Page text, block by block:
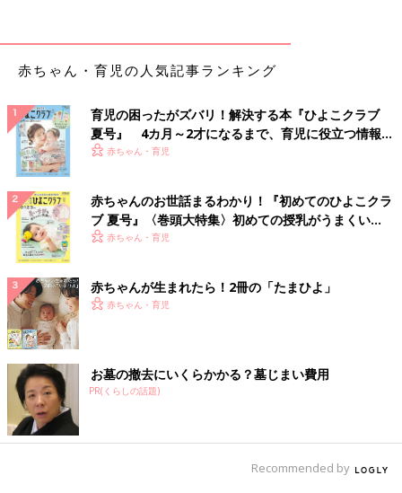
赤ちゃん・育児の人気記事ランキング
育児の困ったがズバリ！解決する本『ひよこクラブ
夏号』 4カ月～2才になるまで、育児に役立つ情報が
いっぱい！
赤ちゃん・育児
赤ちゃんのお世話まるわかり！『初めてのひよこクラ
ブ 夏号』〈巻頭大特集〉初めての授乳がうまくい
く！ おっぱい・ミルクの基本と夏のトラブル 解決テ
赤ちゃん・育児
赤ちゃんが生まれたら！2冊の「たまひよ」
赤ちゃん・育児
お墓の撤去にいくらかかる？墓じまい費用
PR(くらしの話題)
Recommended by